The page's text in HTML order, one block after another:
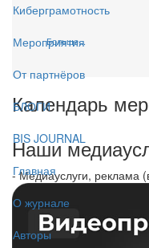
Киберграмотность
Мероприятия
От партнёров
БЛОГИ
BIS JOURNAL
Главная
О журнале
Авторы
Больше...
Календарь
Наши
- Медиауслуги, реклама